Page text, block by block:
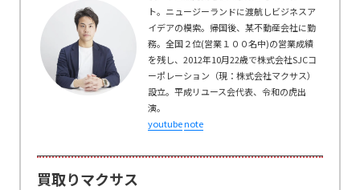
ト。ニュージーランドに渡航しビジネスア
イデアの模索。帰国後、某不動産会社に勤
務。全国２位(営業１００名中)の営業成績
を残し、2012年10月22歳で株式会社SJCコ
ーポレーション（現：株式会社マクサス）
設立。平成リユース会代表、令和の虎出
演。
youtubenote
買取りマクサス